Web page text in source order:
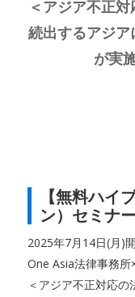
＜アジア不正
続出するアジ
が実
【無料ハイ
ン）セミナー
2025年7月14日(月)
One Asia法律事務
＜アジア不正対応